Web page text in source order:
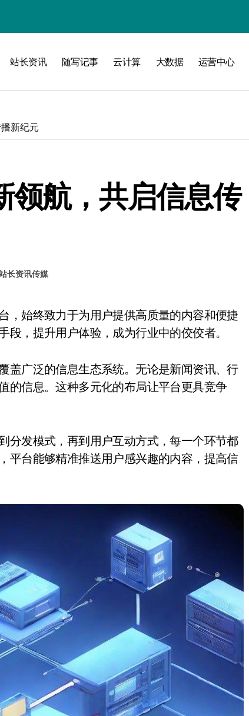
站长资讯 随写记事 云计算 大数据 运营中心
新纪元
领航，共启信息传
长资讯传媒
，提升用户体验，成为行业中的佼佼者。
盖广泛的信息生态系统。无论是新闻资讯、行
的信息。这种多元化的布局让平台更具竞争
分发模式，再到用户互动方式，每一个环节都
平台能够精准推送用户感兴趣的内容，提高信